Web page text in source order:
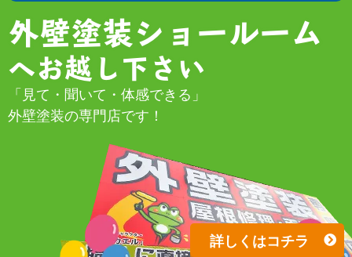
外壁塗装ショールーム
へお越し下さい
「見て・聞いて・体感できる」
外壁塗装の専門店です！
詳しくはコチラ